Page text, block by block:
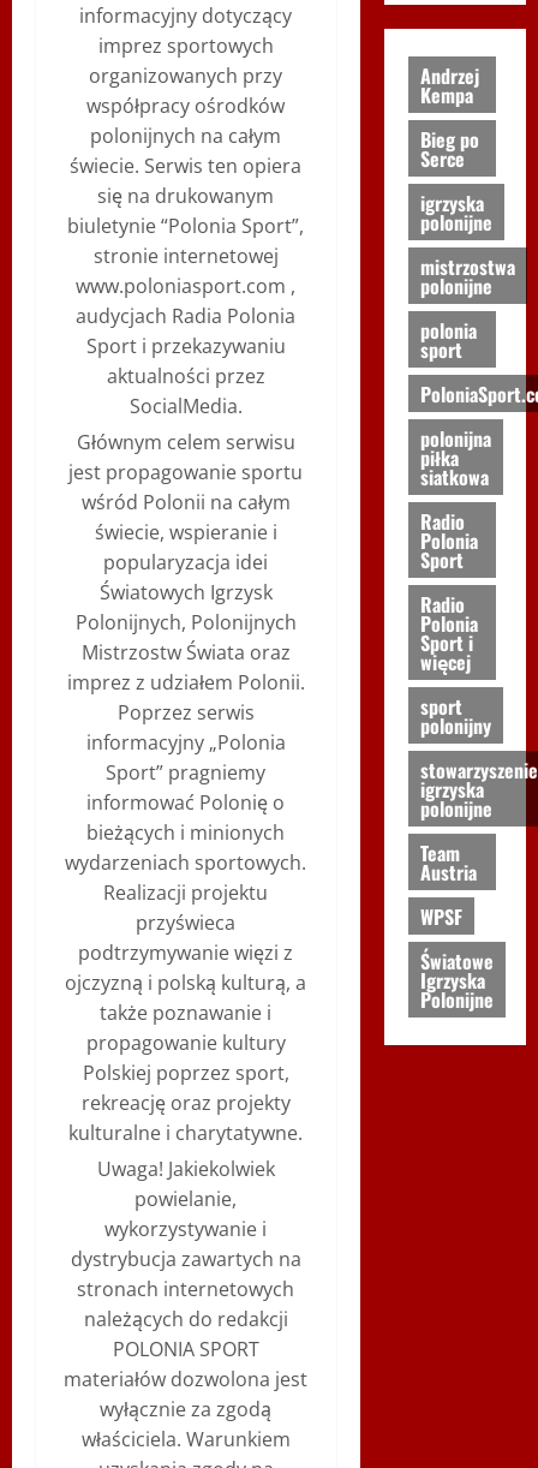
informacyjny dotyczący
imprez sportowych
organizowanych przy
współpracy ośrodków
polonijnych na całym
świecie. Serwis ten opiera
się na drukowanym
biuletynie “Polonia Sport”,
stronie internetowej
www.poloniasport.com ,
audycjach Radia Polonia
Sport i przekazywaniu
aktualności przez
SocialMedia.
Głównym celem serwisu
jest propagowanie sportu
wśród Polonii na całym
świecie, wspieranie i
popularyzacja idei
Światowych Igrzysk
Polonijnych, Polonijnych
Mistrzostw Świata oraz
imprez z udziałem Polonii.
Poprzez serwis
informacyjny „Polonia
Sport” pragniemy
informować Polonię o
bieżących i minionych
wydarzeniach sportowych.
Realizacji projektu
przyświeca
podtrzymywanie więzi z
ojczyzną i polską kulturą, a
także poznawanie i
propagowanie kultury
Polskiej poprzez sport,
rekreację oraz projekty
kulturalne i charytatywne.
Uwaga! Jakiekolwiek
powielanie,
wykorzystywanie i
dystrybucja zawartych na
stronach internetowych
należących do redakcji
POLONIA SPORT
materiałów dozwolona jest
wyłącznie za zgodą
właściciela. Warunkiem
Andrzej
Kempa
Bieg po
Serce
igrzyska
polonijne
mistrzostwa
polonijne
polonia
sport
polonijna
piłka
siatkowa
Radio
Polonia
Sport
Radio
Polonia
Sport i
więcej
sport
polonijny
stowarzyszenie
igrzyska
polonijne
Team
Austria
WPSF
Światowe
Igrzyska
Polonijne